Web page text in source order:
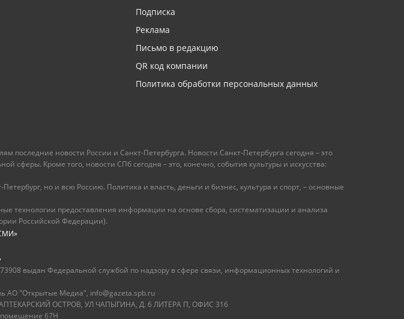
Подписка
Реклама
Письмо в редакцию
QR код компании
Политика обработки персональных данных
последние новости России и Санкт-Петербурга. Новости Санкт-Петербурга сегодня – это
Кроме того, новости СПб сегодня – это, конечно, события культуры и искусства:
но и всю Россию. Политика и власть, деньги и бизнес, культура и спорт, – основные
технологии предоставления информации на основе сбора, систематизации и анализа
Российской Федерации).
выдан Федеральной службой по надзору в сфере связи, информационных технологий и
АО "Открытые Медиа", info@gazeta.spb.ru
АПТЕКАРСКИЙ ОСТРОВ, УЛ ЧАПЫГИНА, Д. 6 ЛИТЕРА П, ОФИС 316
помещение 67Н